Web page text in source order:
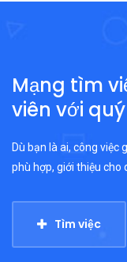
Mạng tìm
viên với
Dù bạn là ai, công việc
phù hợp, giới thiệu cho
Tìm việc